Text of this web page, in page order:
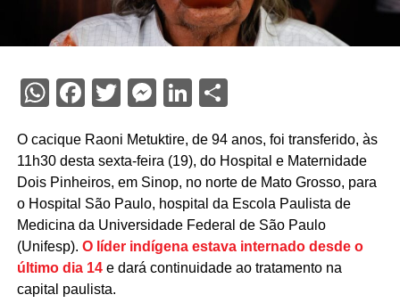
WhatsApp
Facebook
Twitter
Messenger
LinkedIn
Share
O cacique Raoni Metuktire, de 94 anos, foi transferido, às
11h30 desta sexta-feira (19), do Hospital e Maternidade
Dois Pinheiros, em Sinop, no norte de Mato Grosso, para
o Hospital São Paulo, hospital da Escola Paulista de
Medicina da Universidade Federal de São Paulo
(Unifesp). O líder indígena estava internado desde o
último dia 14e dará continuidade ao tratamento na
capital paulista.